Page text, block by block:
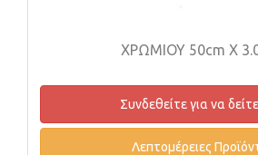
ΧΡΩΜΙΟΥ 50cm X
Συνδεθείτε για να
Λεπτομέρειες